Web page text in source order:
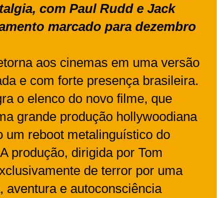
com Paul Rudd e Jack
marcado para dezembro
aos cinemas em uma versão
e com forte presença brasileira.
o elenco do novo filme, que
grande produção hollywoodiana
um reboot metalinguístico do
produção, dirigida por Tom
de terror por uma
aventura e autoconsciência